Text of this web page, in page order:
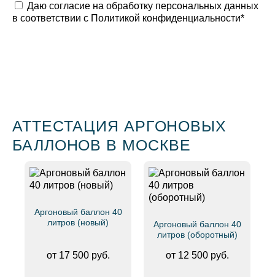
Даю согласие на обработку персональных данных
в соответствии с Политикой конфиденциальности*
АТТЕСТАЦИЯ АРГОНОВЫХ
БАЛЛОНОВ В МОСКВЕ
Аргоновый баллон 40
литров (новый)
от 17 500 руб.
Аргоновый баллон 40
литров (оборотный)
от 12 500 руб.